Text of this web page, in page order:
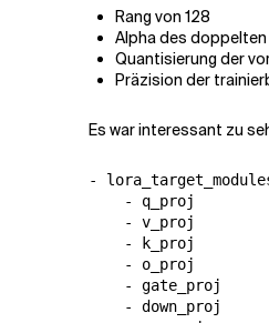
Rang von 128
Alpha des
Quantisierung der
Präzision der
Es war interessant zu
-
    - q_proj
    - v_proj
    - k_proj
    - o_proj
    - gate_proj
    - down_proj